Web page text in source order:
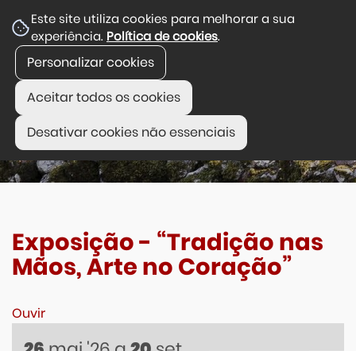
Este site utiliza cookies para melhorar a sua
experiência. Política de cookies.
Personalizar cookies
Aceitar todos os cookies
Desativar cookies não essenciais
Exposição - “Tradição nas
Mãos, Arte no Coração”
Ouvir